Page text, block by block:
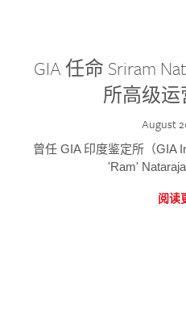
GIA 任命 Sriram
所高级
August
曾任 GIA 印度鉴定所（GIA
'Ram'
阅读